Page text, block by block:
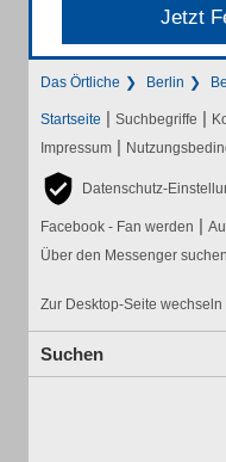
Jetzt
Das Örtliche Berlin
Startseite | Suchbegriffe |
Impressum |
Datenschutz-
Facebook - Fan werden |
Über den Messenger suchen
Zur Desktop-Seite wechseln
Suchen